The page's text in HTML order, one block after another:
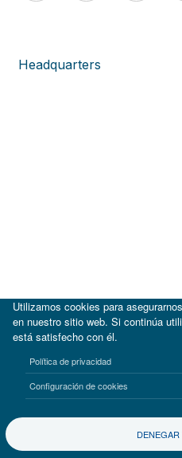
Headquarters
Términos de uso Aviso de privacidad
Utilizamos cookies para
en nuestro sitio web. Si continúa
está satisfecho con él.
Política de privacidad
Configuración de cookies